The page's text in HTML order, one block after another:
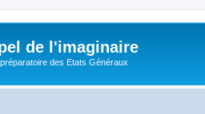
de l'imaginaire
des Etats Généraux